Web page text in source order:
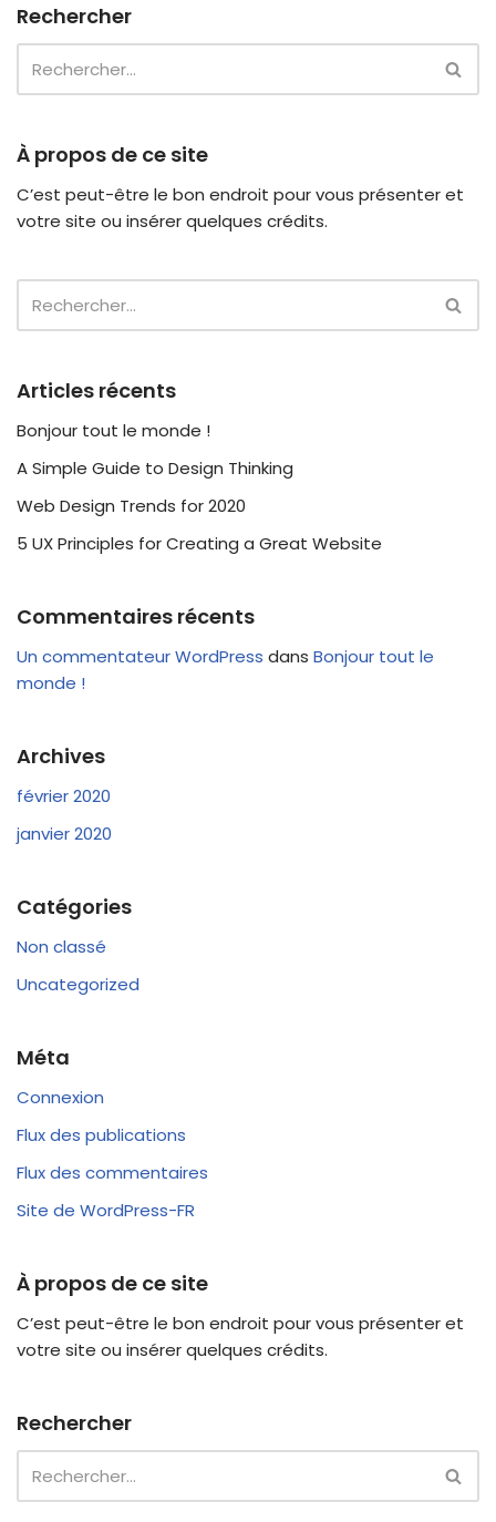
Rechercher
À propos de ce site
C’est peut-être le bon endroit pour vous présenter et
votre site ou insérer quelques crédits.
Articles récents
Bonjour tout le monde !
A Simple Guide to Design Thinking
Web Design Trends for 2020
5 UX Principles for Creating a Great Website
Commentaires récents
Un commentateur WordPress dans Bonjour tout le
monde !
Archives
février 2020
janvier 2020
Catégories
Non classé
Uncategorized
Méta
Connexion
Flux des publications
Flux des commentaires
Site de WordPress-FR
À propos de ce site
C’est peut-être le bon endroit pour vous présenter et
votre site ou insérer quelques crédits.
Rechercher